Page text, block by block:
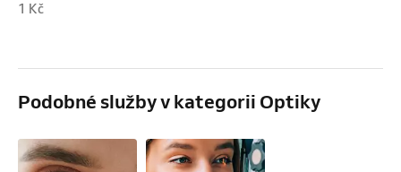
1 Kč
Podobné služby v kategorii Optiky